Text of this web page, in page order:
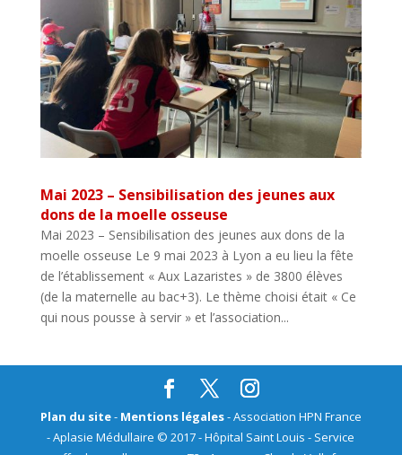
Mai 2023 – Sensibilisation des jeunes aux
dons de la moelle osseuse
Mai 2023 – Sensibilisation des jeunes aux dons de la
moelle osseuse Le 9 mai 2023 à Lyon a eu lieu la fête
de l’établissement « Aux Lazaristes » de 3800 élèves
(de la maternelle au bac+3). Le thème choisi était « Ce
qui nous pousse à servir » et l’association...
Plan du site- Mentions légales- Association HPN France
- Aplasie Médullaire © 2017 - Hôpital Saint Louis - Service